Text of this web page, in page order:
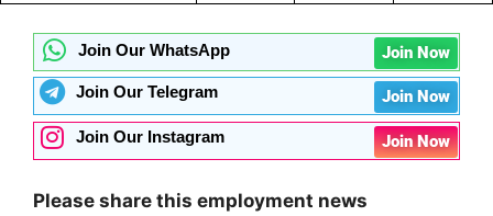
Join Our WhatsApp Join Now
Join Our Telegram Join Now
Join Our Instagram Join Now
Please share this employment news